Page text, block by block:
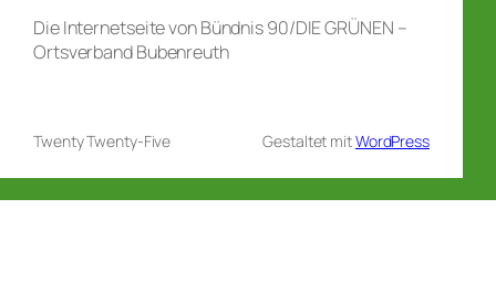
Die Internetseite von Bündnis 90/DIE GRÜNEN –
Ortsverband Bubenreuth
Twenty Twenty-Five Gestaltet mitWordPress